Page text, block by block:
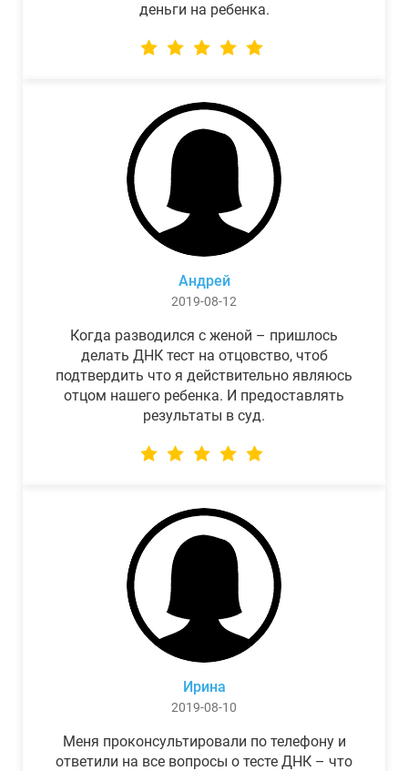
деньги на ребенка.
Андрей
2019-08-12
Когда разводился с женой – пришлось
делать ДНК тест на отцовство, чтоб
подтвердить что я действительно являюсь
отцом нашего ребенка. И предоставлять
результаты в суд.
Ирина
2019-08-10
Меня проконсультировали по телефону и
ответили на все вопросы о тесте ДНК – что